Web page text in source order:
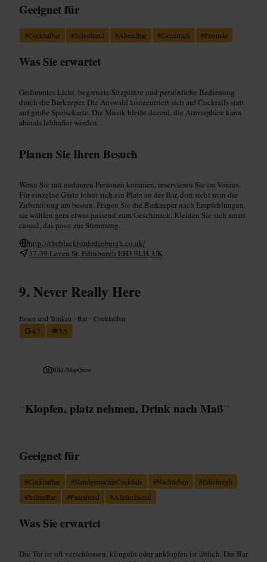
Geeignet für
#Cocktailbar #Schottland #Abendbar #Gemütlich #Freunde
Was Sie erwartet
Gedimmtes Licht, begrenzte Sitzplätze und persönliche Bedienung
durch die Barkeeper. Die Auswahl konzentriert sich auf Cocktails statt
auf große Speisekarte. Die Musik bleibt dezent, die Atmosphäre kann
abends lebhafter werden.
Planen Sie Ihren Besuch
Wenn Sie mit mehreren Personen kommen, reservieren Sie im Voraus.
Für einzelne Gäste lohnt sich ein Platz an der Bar, dort sieht man die
Zubereitung am besten. Fragen Sie die Barkeeper nach Empfehlungen,
sie wählen gern etwas passend zum Geschmack. Kleiden Sie sich smart
casual, das passt zur Stimmung.
http://theblackbirdedinburgh.co.uk/
37-39 Leven St, Edinburgh EH3 9LH, UK
Never Really Here
Essen und Trinken • Bar •Cocktailbar
4,7
3,5
Bild /MapQuest
“Klopfen, platz nehmen, Drink nach Maß”
Geeignet für
#Cocktailbar #HandgemachteCocktails #Nachtleben #Edinburgh
#IntimeBar #Paarabend #Alleinreisend
Was Sie erwartet
Die Tür ist oft verschlossen, klingeln oder anklopfen ist üblich. Die Bar